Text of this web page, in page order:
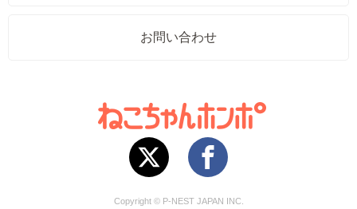
お問い合わせ
Copyright © P-NEST JAPAN INC.